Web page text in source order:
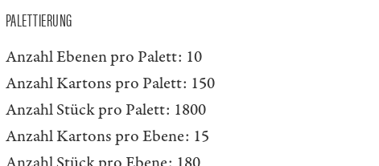
PALETTIERUNG
Anzahl Ebenen pro Palett: 10
Anzahl Kartons pro Palett: 150
Anzahl Stück pro Palett: 1800
Anzahl Kartons pro Ebene: 15